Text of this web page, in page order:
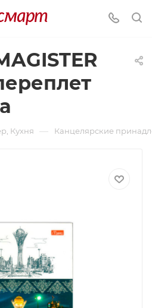
Кухня — Канцелярские